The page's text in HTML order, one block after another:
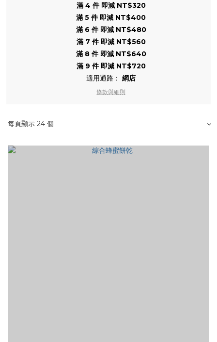
滿 4 件 即減 NT$320
滿 5 件 即減 NT$400
滿 6 件 即減 NT$480
滿 7 件 即減 NT$560
滿 8 件 即減 NT$640
滿 9 件 即減 NT$720
適用通路： 網店
條款與細則
每頁顯示 24 個